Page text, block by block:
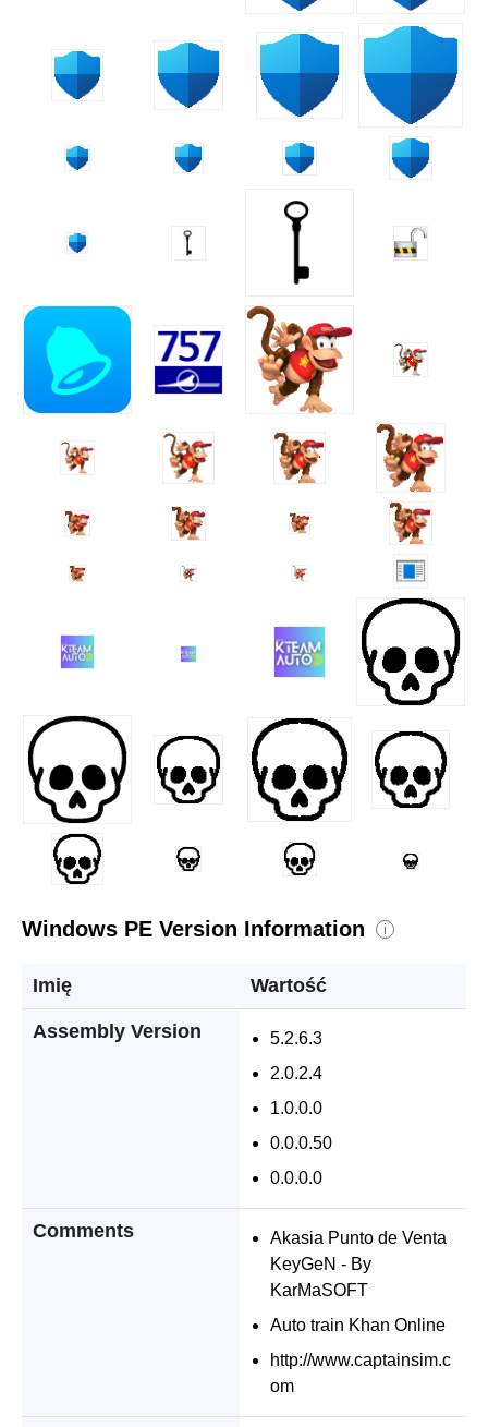
Windows PE Version Information i
Imię Wartość
Assembly Version
5.2.6.3
2.0.2.4
1.0.0.0
0.0.0.50
0.0.0.0
Comments
Akasia Punto de Venta
KeyGeN - By
KarMaSOFT
Auto train Khan Online
http://www.captainsim.c
om